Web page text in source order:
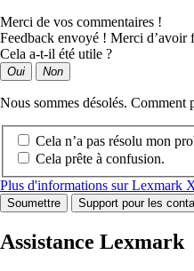
Merci de vos commentaires !
Feedback envoyé ! Merci d’avoir
Cela a-t-il été utile ?
Oui Non
Nous sommes désolés. Comment
Cela n’a pas résolu mon
Cela prête à confusion.
Plus d'informations sur Lexmark
Soumettre Support pour les
Assistance Lexmark